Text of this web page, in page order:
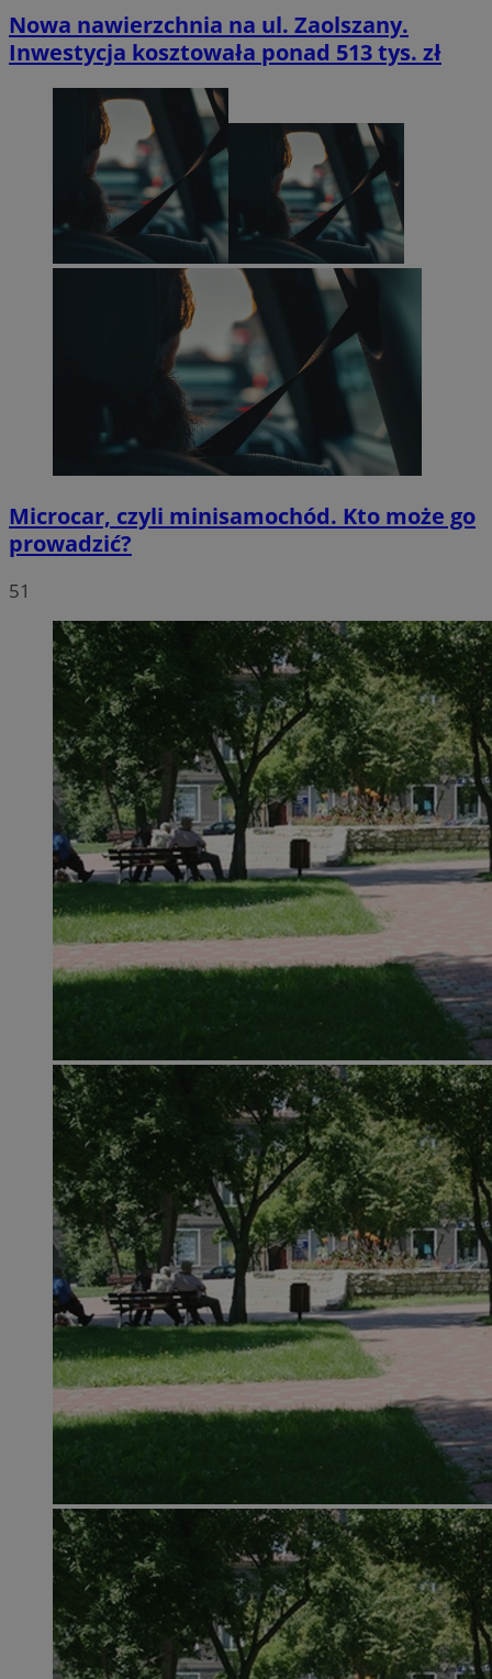
Nowa nawierzchnia na ul. Zaolszany.
Inwestycja kosztowała ponad 513 tys. zł
Microcar, czyli minisamochód. Kto może go
prowadzić?
51